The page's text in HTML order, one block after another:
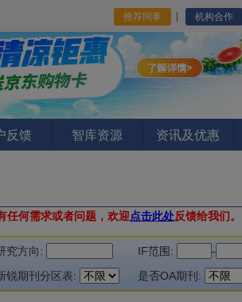
推荐同事 机构合作
反馈 智库资源 资讯及优惠
任何需求或者问题，欢迎点击此处反馈给我们。
究方向: IF范围: -
锐期刊分区表: 是否OA期刊: